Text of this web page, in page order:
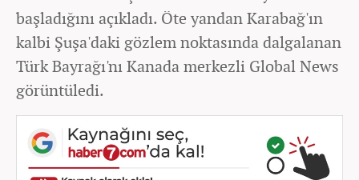
başladığını açıkladı. Öte yandan Karabağ'ın
kalbi Şuşa'daki gözlem noktasında dalgalanan
Türk Bayrağı'nı Kanada merkezli Global News
görüntüledi.